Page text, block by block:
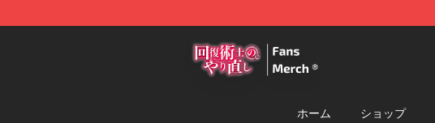
ホーム ショップ